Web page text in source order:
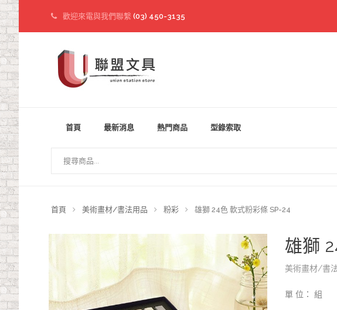
歡迎來電與我們聯繫 (03) 450-3135
首頁 最新消息 熱門商品 型錄索取
首頁 美術畫材/書法用品 粉彩 雄獅 24色 軟式粉彩條 SP-24
雄獅
美術畫材/書
單 位： 組